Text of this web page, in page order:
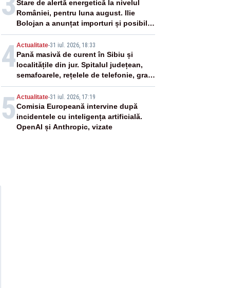
Stare de alertă energetică la nivelul
României, pentru luna august. Ilie
Bolojan a anunțat importuri și posibile
restricții – VIDEO
4Actualitate-31 iul. 2026, 18:33
Pană masivă de curent în Sibiu și
localitățile din jur. Spitalul județean,
semafoarele, rețelele de telefonie, grav
afectate
5 Actualitate-31 iul. 2026, 17:19
Comisia Europeană intervine după
incidentele cu inteligența artificială.
OpenAI și Anthropic, vizate